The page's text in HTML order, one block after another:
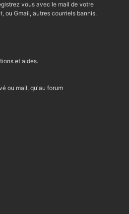
vous avec le mail de votre
ou Gmail, autres courriels bannis.
et aides.
ou mail, qu'au forum